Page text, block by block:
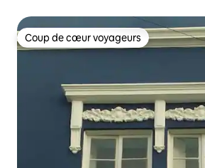
Coup de cœur voyageurs
Coup de cœur voyageurs